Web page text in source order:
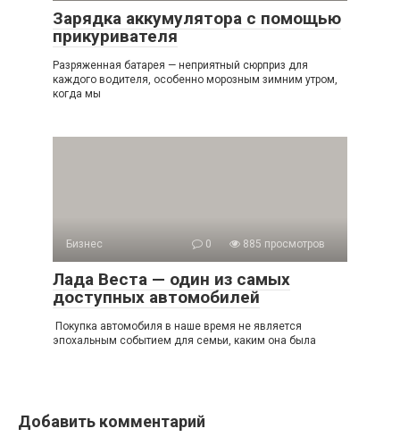
Зарядка аккумулятора с помощью
прикуривателя
Разряженная батарея — неприятный сюрприз для
каждого водителя, особенно морозным зимним утром,
когда мы
Бизнес 0 885 просмотров
Лада Веста — один из самых
доступных автомобилей
Покупка автомобиля в наше время не является
эпохальным событием для семьи, каким она была
Добавить комментарий